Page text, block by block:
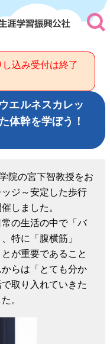
込み受付は終了
エルネスカレッ
体幹を学ぼう！
院の宮下智教授をお
ジ～安定した歩行
しました。
の生活の中で「バ
特に「腹横筋」
が重要であること
らは「とても分か
取り入れていきた
。